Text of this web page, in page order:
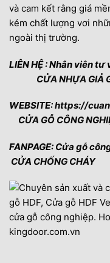
và cam kết rằng giá
kém chất lượng vơi
ngoài thị trường.
LIÊN HỆ : Nhân viên
CỬA NHỰA GIẢ
WEBSITE:https://
CỬA GỖ CÔNG
FANPAGE: Cửa gỗ
CỬA CHỐNG CHÁY